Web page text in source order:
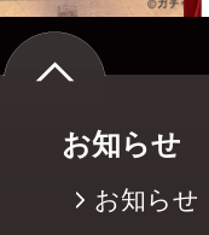
お知らせ
お知らせ